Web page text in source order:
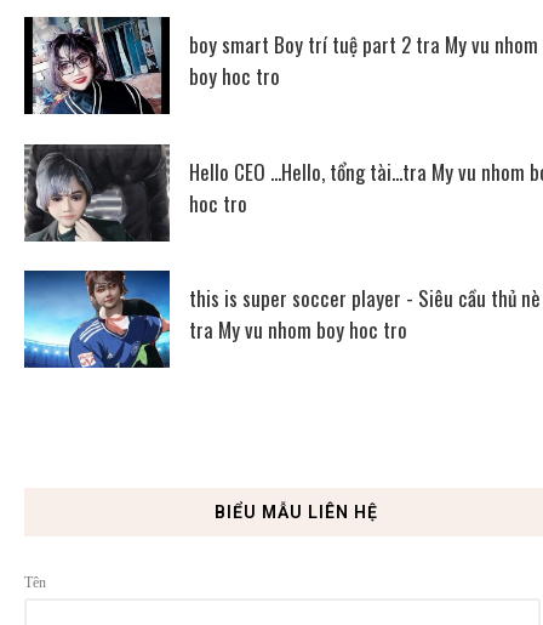
boy smart Boy trí tuệ part 2 tra My vu nhom
boy hoc tro
Hello CEO ...Hello, tổng tài...tra My vu nhom
hoc tro
this is super soccer player - Siêu cầu thủ
tra My vu nhom boy hoc tro
BIỂU MẪU LIÊN HỆ
Tên